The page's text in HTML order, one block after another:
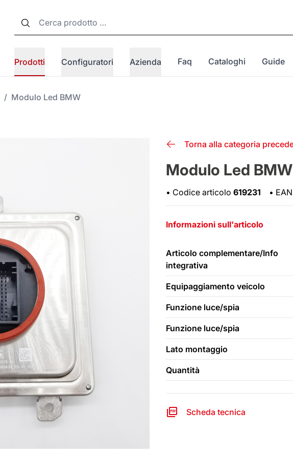
Prodotti Configuratori Azienda Faq Cataloghi Guide
/ Modulo Led BMW
Torna alla categoria
Modulo Led BMW
• Codice articolo 619231 • EAN
Informazioni sull'articolo
Articolo complementare/Info
integrativa
Equipaggiamento veicolo
Funzione luce/spia
Funzione luce/spia
Lato montaggio
Quantità
Scheda tecnica